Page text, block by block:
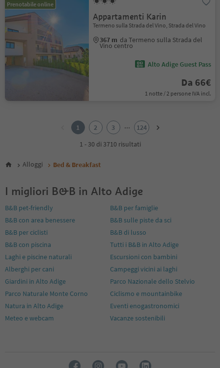
Prenotabile online
Appartamenti Karin
Termeno sulla Strada del Vino, Strada del Vino
367 m da Termeno sulla Strada del
Vino centro
Alto Adige Guest Pass
Da 66€
1 notte / 2 persone IVA incl.
6
11
12
13
14
16
17
18
19
21
22
1 2 3 ...
124
1 - 30 di 3710 risultati
Alloggi Bed & Breakfast
I migliori B&B in Alto Adige
B&B pet-friendly
B&B per famiglie
B&B con area benessere
B&B sulle piste da sci
B&B per ciclisti
B&B di lusso
B&B con piscina
Tutti i B&B in Alto Adige
Laghi e piscine naturali
Escursioni con bambini
Alberghi per cani
Campeggi vicini ai laghi
Giardini in Alto Adige
Parco Nazionale dello Stelvio
Parco Naturale Monte Corno
Ciclismo e mountainbike
Natura in Alto Adige
Eventi enogastronomici
Meteo e webcam
Vacanze sostenibili